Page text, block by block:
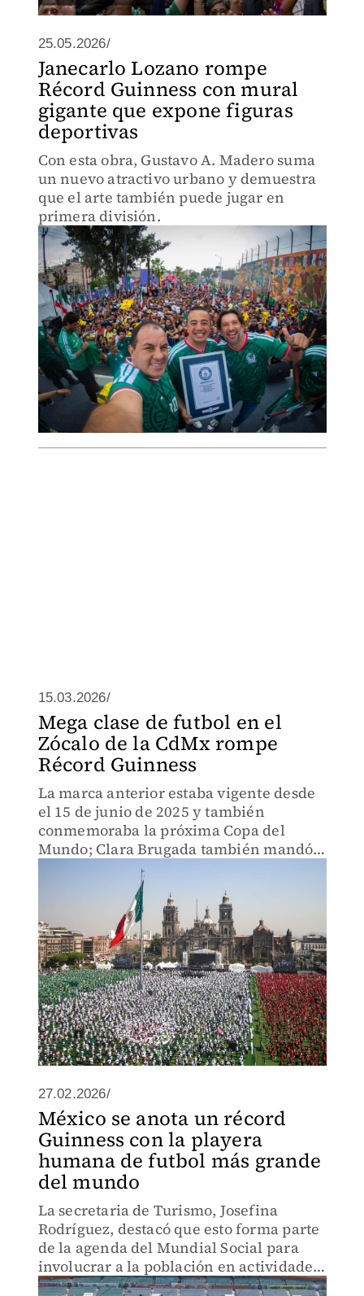
25.05.2026/
Janecarlo Lozano rompe
Récord Guinness con mural
gigante que expone figuras
deportivas
Con esta obra, Gustavo A. Madero suma
un nuevo atractivo urbano y demuestra
que el arte también puede jugar en
primera división.
15.03.2026/
Mega clase de futbol en el
Zócalo de la CdMx rompe
Récord Guinness
La marca anterior estaba vigente desde
el 15 de junio de 2025 y también
conmemoraba la próxima Copa del
Mundo; Clara Brugada también mandó
un mensaje a favor de la paz y no de la
27.02.2026/
México se anota un récord
Guinness con la playera
humana de futbol más grande
del mundo
La secretaria de Turismo, Josefina
Rodríguez, destacó que esto forma parte
de la agenda del Mundial Social para
involucrar a la población en actividades
deportivas, culturales y comunitarias.